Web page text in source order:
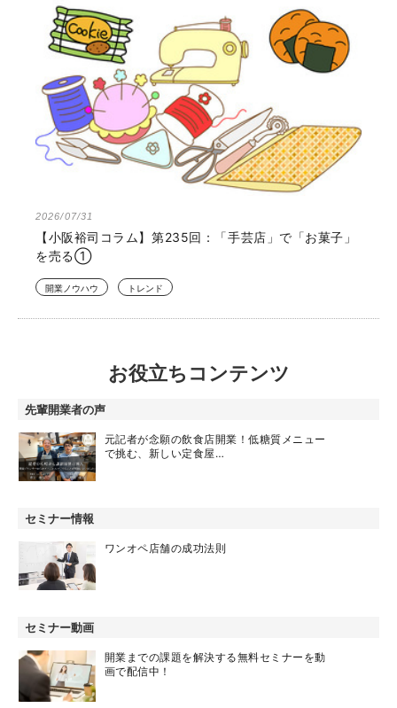
2026/07/31
【小阪裕司コラム】第235回：「手芸店」で「お菓子」
を売る①
開業ノウハウ トレンド
お役立ちコンテンツ
先輩開業者の声
元記者が念願の飲食店開業！低糖質メニュー
で挑む、新しい定食屋…
セミナー情報
ワンオペ店舗の成功法則
セミナー動画
開業までの課題を解決する無料セミナーを動
画で配信中！